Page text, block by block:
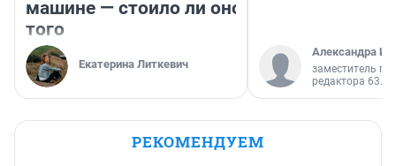
машине — стоило ли оно
того
Екатерина Литкевич
Александра
заместитель
редактора 63.RU
РЕКОМЕНДУЕМ